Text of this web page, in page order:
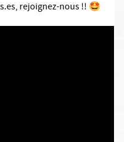
rejoignez-nous !! 🤩